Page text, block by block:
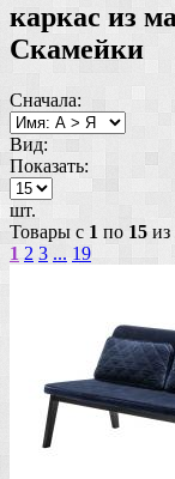
каркас из
Скамейки
Сначала:
Вид:
Показать:
шт.
Товары с 1 по 15 из
1 2 3 ... 19